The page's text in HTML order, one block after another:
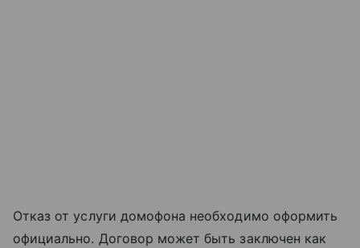
Отказ от услуги домофона необходимо оформить
официально. Договор может быть заключен как